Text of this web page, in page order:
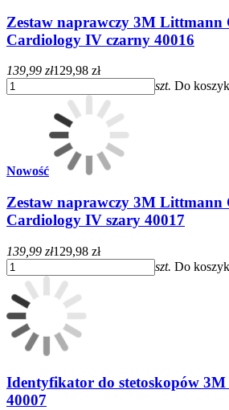
Zestaw naprawczy 3M Littmann
Cardiology IV czarny 40016
139,99 zł129,98 zł
szt. Do
Nowość
Zestaw naprawczy 3M Littmann
Cardiology IV szary 40017
139,99 zł129,98 zł
szt. Do
Identyfikator do stetoskopów
40007